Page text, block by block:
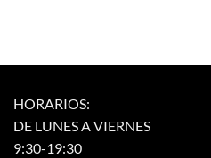
HORARIOS:
DE LUNES A VIERNES
9:30-19:30